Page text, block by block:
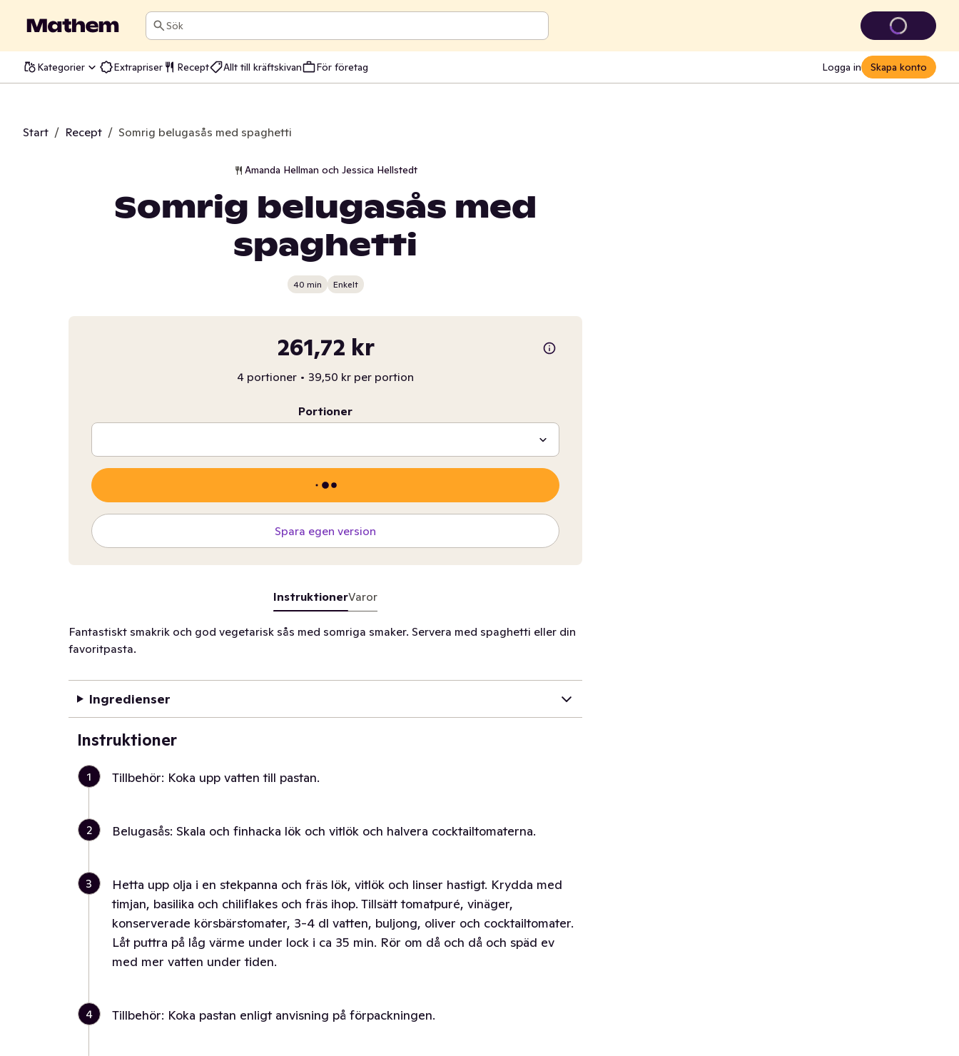
Sök
Kategorier Extrapriser Recept Allt till kräftskivan För företag Logga in Skapa konto
Start / Recept / Somrig belugasås med spaghetti
Amanda Hellman och Jessica Hellstedt
Somrig belugasås med
spaghetti
40 min Enkelt
261,72 kr
4 portioner • 39,50 kr per portion
Portioner
Spara egen version
InstruktionerVaror
Fantastiskt smakrik och god vegetarisk sås med somriga smaker. Servera med spaghetti eller din
favoritpasta.
Ingredienser
Instruktioner
1 Tillbehör: Koka upp vatten till pastan.
2 Belugasås: Skala och finhacka lök och vitlök och halvera cocktailtomaterna.
3
Hetta upp olja i en stekpanna och fräs lök, vitlök och linser hastigt. Krydda med
timjan, basilika och chiliflakes och fräs ihop. Tillsätt tomatpuré, vinäger,
konserverade körsbärstomater, 3-4 dl vatten, buljong, oliver och cocktailtomater.
Låt puttra på låg värme under lock i ca 35 min. Rör om då och då och späd ev
med mer vatten under tiden.
4 Tillbehör: Koka pastan enligt anvisning på förpackningen.